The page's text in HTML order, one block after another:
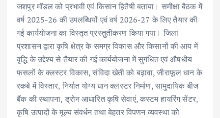
जशपुर मॉडल को प्रभावी एवं किसान हितैषी बताया। समीक्षा बैठक में
वर्ष 2025-26 की उपलब्धियों एवं वर्ष 2026-27 के लिए तैयार की
गई कार्ययोजना का विस्तृत प्रस्तुतीकरण किया गया। जिला
प्रशासन द्वारा कृषि क्षेत्र के समग्र विकास और किसानों की आय में
वृद्धि के उद्देश्य से तैयार की गई कार्ययोजना में सुगंधित एवं औषधीय
फसलों के क्लस्टर विकास, संविदा खेती को बढ़ावा, जीराफूल धान के
रकबे में विस्तार, निर्यात योग्य धान क्लस्टर निर्माण, सामुदायिक बीज
बैंक की स्थापना, ड्रोन आधारित कृषि सेवाएं, कस्टम हायरिंग सेंटर,
कृषि उत्पादों के मूल्य संवर्धन तथा बेहतर विपणन व्यवस्था को